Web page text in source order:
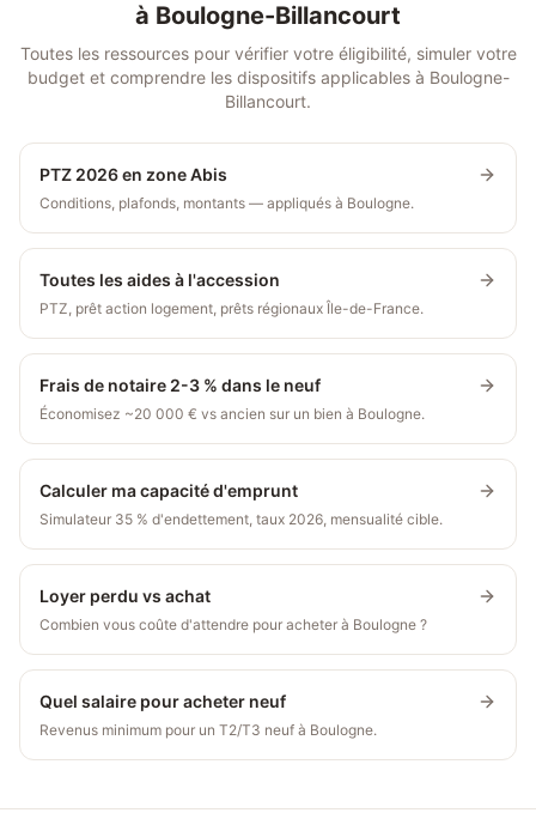
à Boulogne-Billancourt
Toutes les ressources pour vérifier votre éligibilité, simuler votre
budget et comprendre les dispositifs applicables à Boulogne-
Billancourt.
PTZ 2026 en zone Abis
Conditions, plafonds, montants — appliqués à Boulogne.
Toutes les aides à l'accession
PTZ, prêt action logement, prêts régionaux Île-de-France.
Frais de notaire 2-3 % dans le neuf
Économisez ~20 000 € vs ancien sur un bien à Boulogne.
Calculer ma capacité d'emprunt
Simulateur 35 % d'endettement, taux 2026, mensualité cible.
Loyer perdu vs achat
Combien vous coûte d'attendre pour acheter à Boulogne ?
Quel salaire pour acheter neuf
Revenus minimum pour un T2/T3 neuf à Boulogne.